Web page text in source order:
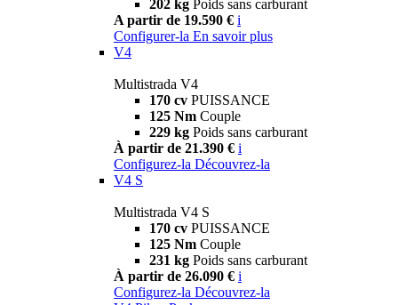
202 kg Poids sans carburant
A partir de 19.590 € i
Configurer-la En savoir plus
V4
Multistrada V4
170 cv PUISSANCE
125 Nm Couple
229 kg Poids sans carburant
À partir de 21.390 € i
Configurez-la Découvrez-la
V4 S
Multistrada V4 S
170 cv PUISSANCE
125 Nm Couple
231 kg Poids sans carburant
À partir de 26.090 € i
Configurez-la Découvrez-la